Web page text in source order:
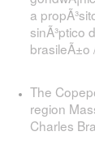
a
sinÃ³ptico
brasileÃ±o
The
region
Charles